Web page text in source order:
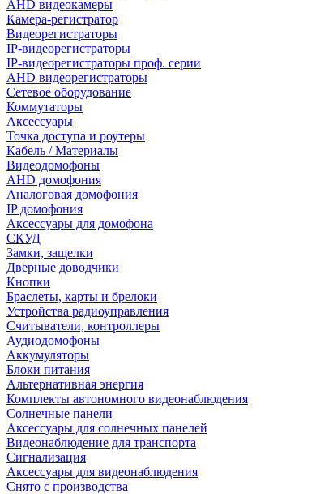
AHD видеокамеры
Камера-регистратор
Видеорегистраторы
IP-видеорегистраторы
IP-видеорегистраторы проф. серии
AHD видеорегистраторы
Сетевое оборудование
Коммутаторы
Аксессуары
Точка доступа и роутеры
Кабель / Материалы
Видеодомофоны
AHD домофония
Аналоговая домофония
IP домофония
Аксессуары для домофона
СКУД
Замки, защелки
Дверные доводчики
Кнопки
Браслеты, карты и брелоки
Устройства радиоуправления
Считыватели, контроллеры
Аудиодомофоны
Аккумуляторы
Блоки питания
Альтернативная энергия
Комплекты автономного видеонаблюдения
Солнечные панели
Аксессуары для солнечных панелей
Видеонаблюдение для транспорта
Сигнализация
Аксессуары для видеонаблюдения
Снято с производства